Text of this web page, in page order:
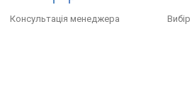
Консультація менеджера